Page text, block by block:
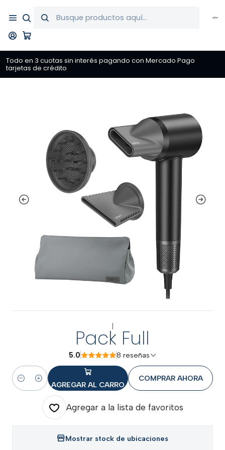
Todo en 3 cuotas sin interés pagando con Mercado Pago
tarjetas de crédito
|
Pack Full
5.0 8 reseñas
Cantidad AGREGAR AL CARRO
COMPRAR AHORA
Agregar a la lista de favoritos
Mostrar stock de ubicaciones